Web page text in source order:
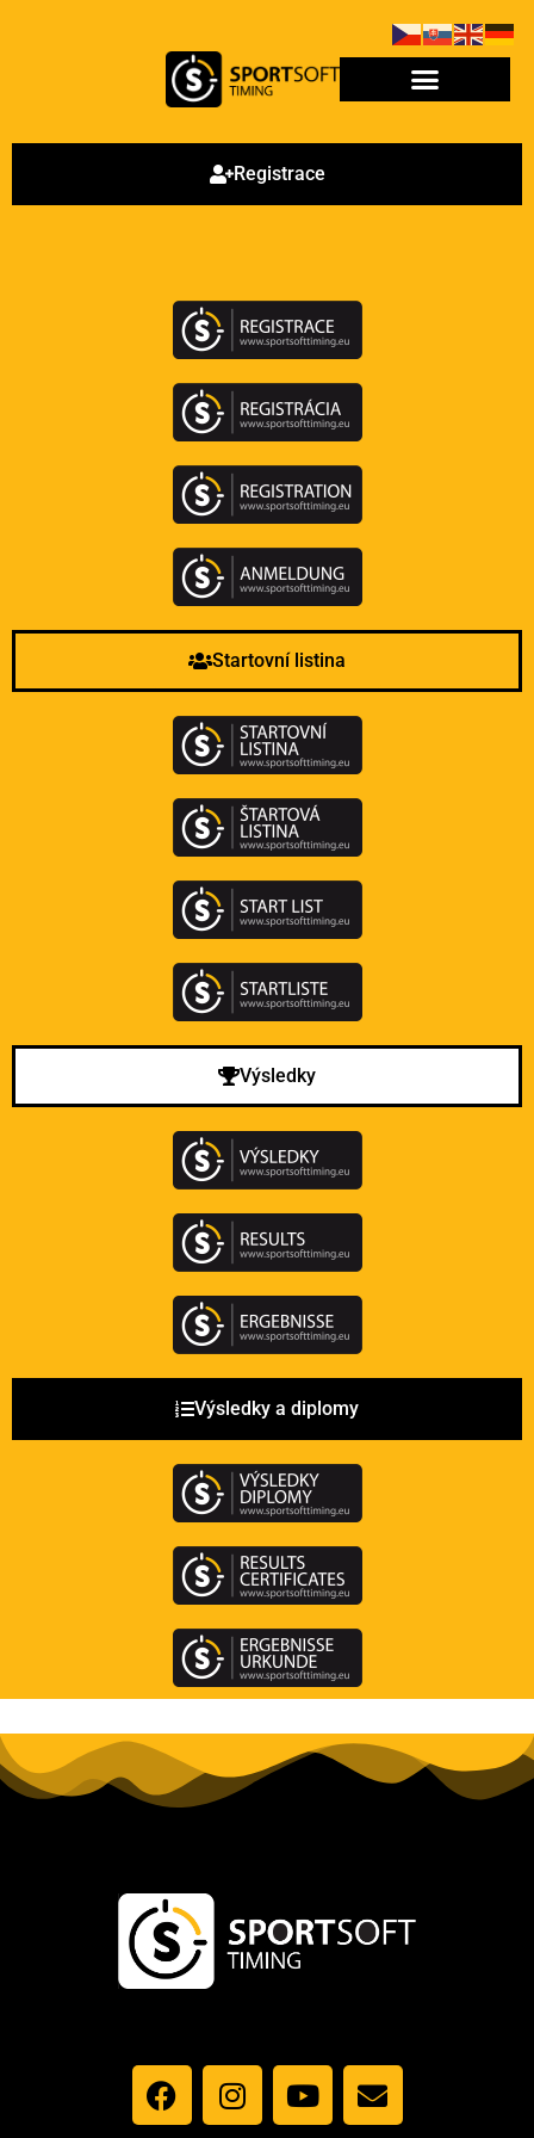
Registrace
Startovní listina
Výsledky
Výsledky a diplomy
Špidrova 90, 385 01 Vimperk